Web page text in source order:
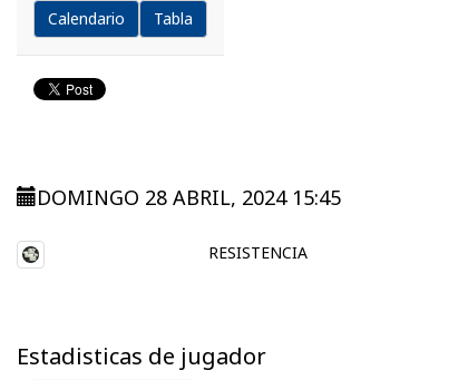
Calendario Tabla
DOMINGO 28 ABRIL, 2024 15:45
RESISTENCIA
Estadisticas de jugador